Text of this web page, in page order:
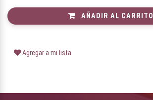
AÑADIR AL CARRITO
Agregar a mi lista